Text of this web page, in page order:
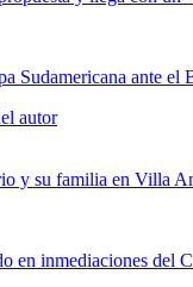
Sudamericana ante el
autor
y su familia en Villa
en inmediaciones del